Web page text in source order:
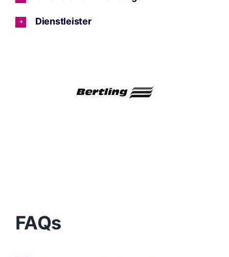
Dienstleister
FAQs